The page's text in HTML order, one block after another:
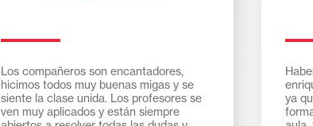
Los compañeros son encantadores,
hicimos todos muy buenas migas y se
siente la clase unida. Los profesores se
ven muy aplicados y están siempre
ya